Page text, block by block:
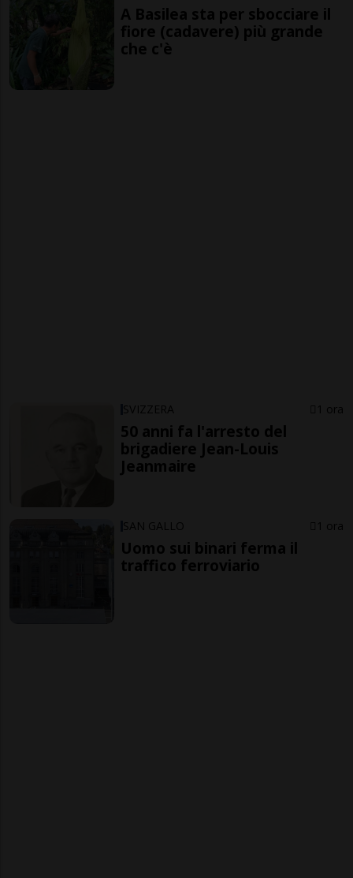
A Basilea sta per sbocciare il
fiore (cadavere) più grande
che c'è
SVIZZERA 1 ora
50 anni fa l'arresto del
brigadiere Jean-Louis
Jeanmaire
SAN GALLO 1 ora
Uomo sui binari ferma il
traffico ferroviario